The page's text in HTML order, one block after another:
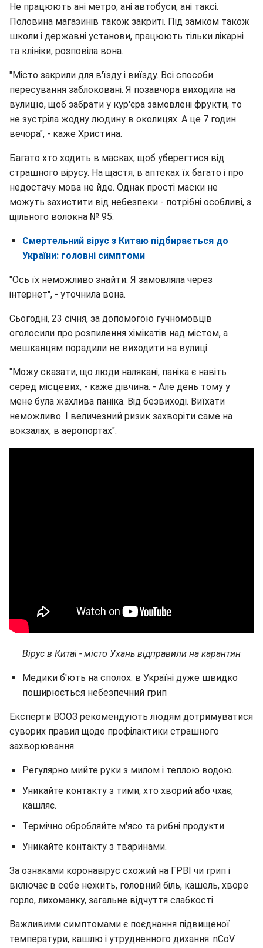
Не працюють ані метро, ані автобуси, ані таксі.
Половина магазинів також закриті. Під замком також
школи і державні установи, працюють тільки лікарні
та клініки, розповіла вона.
"Місто закрили для в'їзду і виїзду. Всі способи
пересування заблоковані. Я позавчора виходила на
вулицю, щоб забрати у кур'єра замовлені фрукти, то
не зустріла жодну людину в околицях. А це 7 годин
вечора", - каже Христина.
Багато хто ходить в масках, щоб уберегтися від
страшного вірусу. На щастя, в аптеках їх багато і про
недостачу мова не йде. Однак прості маски не
можуть захистити від небезпеки - потрібні особливі, з
щільного волокна № 95.
Смертельний вірус з Китаю підбирається до
України: головні симптоми
"Ось їх неможливо знайти. Я замовляла через
інтернет", - уточнила вона.
Сьогодні, 23 січня, за допомогою гучномовців
оголосили про розпилення хімікатів над містом, а
мешканцям порадили не виходити на вулиці.
"Можу сказати, що люди налякані, паніка є навіть
серед місцевих, - каже дівчина. - Але день тому у
мене була жахлива паніка. Від безвиході. Виїхати
неможливо. І величезний ризик захворіти саме на
вокзалах, в аеропортах".
Вірус в Китаї - місто Ухань відправили на карантин
Медики б'ють на сполох: в Україні дуже швидко
поширюється небезпечний грип
Експерти ВООЗ рекомендують людям дотримуватися
суворих правил щодо профілактики страшного
захворювання.
Регулярно мийте руки з милом і теплою водою.
Уникайте контакту з тими, хто хворий або чхає,
кашляє.
Термічно обробляйте м'ясо та рибні продукти.
Уникайте контакту з тваринами.
За ознаками коронавірус схожий на ГРВІ чи грип і
включає в себе нежить, головний біль, кашель, хворе
горло, лихоманку, загальне відчуття слабкості.
Важливими симптомами є поєднання підвищеної
температури, кашлю і утрудненного дихання. nCoV